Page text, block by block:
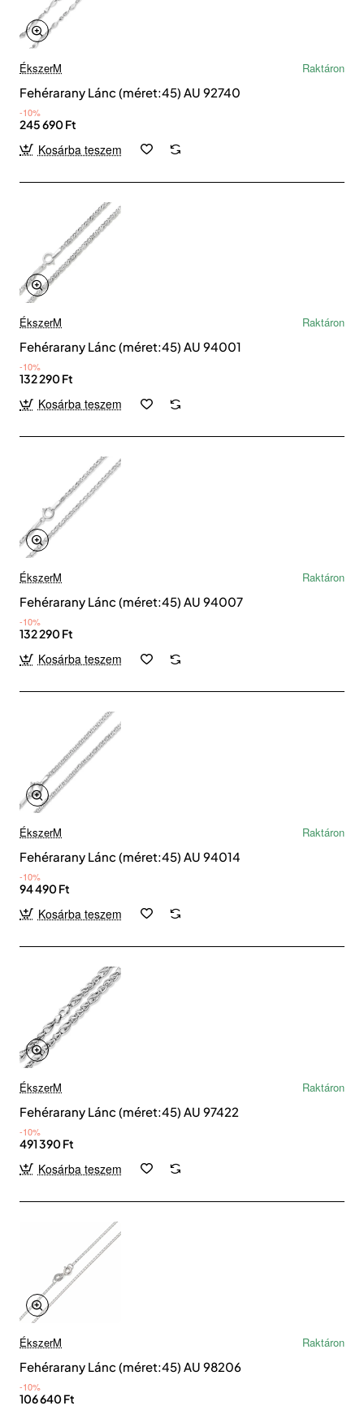
ÉkszerM
Raktáron
Fehérarany Lánc (méret:45) AU 92740
-10%
245 690 Ft
Kosárba teszem
ÉkszerM
Raktáron
Fehérarany Lánc (méret:45) AU 94001
-10%
132 290 Ft
Kosárba teszem
ÉkszerM
Raktáron
Fehérarany Lánc (méret:45) AU 94007
-10%
132 290 Ft
Kosárba teszem
ÉkszerM
Raktáron
Fehérarany Lánc (méret:45) AU 94014
-10%
94 490 Ft
Kosárba teszem
ÉkszerM
Raktáron
Fehérarany Lánc (méret:45) AU 97422
-10%
491 390 Ft
Kosárba teszem
ÉkszerM
Raktáron
Fehérarany Lánc (méret:45) AU 98206
-10%
106 640 Ft